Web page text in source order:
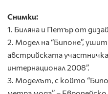
Снимки:
1. Биляна и Петър от
2. Модел на “Бипоне”, ушит
австрийската
интернационал 2008”.
3. Моделът, с който